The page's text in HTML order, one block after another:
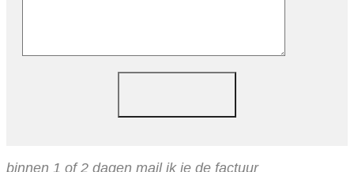
binnen 1 of 2 dagen mail ik je de factuur